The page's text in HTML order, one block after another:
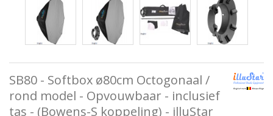
SB80 - Softbox ø80cm Octogonaal /
rond model - Opvouwbaar - inclusief
tas - (Bowens-S koppeling) - illuStar